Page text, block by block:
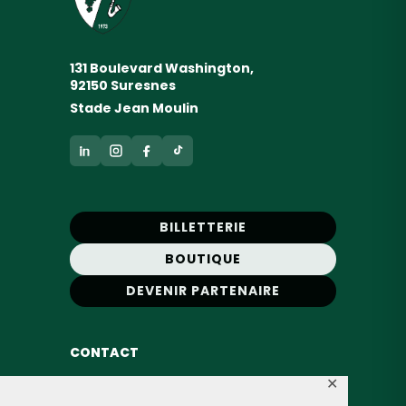
✕
131 Boulevard Washington,
92150 Suresnes
Stade Jean Moulin
BILLETTERIE
BOUTIQUE
DEVENIR PARTENAIRE
CONTACT